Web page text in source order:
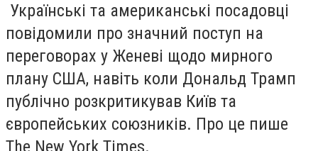
Українські та американські посадовці
повідомили про значний поступ на
переговорах у Женеві щодо мирного
плану США, навіть коли Дональд Трамп
публічно розкритикував Київ та
європейських союзників. Про це пише
The New York Times.